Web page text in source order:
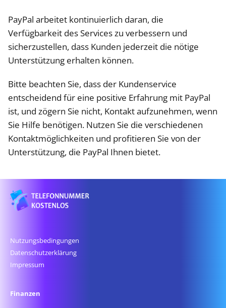
PayPal arbeitet kontinuierlich daran, die
Verfügbarkeit des Services zu verbessern und
sicherzustellen, dass Kunden jederzeit die nötige
Unterstützung erhalten können.
Bitte beachten Sie, dass der Kundenservice
entscheidend für eine positive Erfahrung mit PayPal
ist, und zögern Sie nicht, Kontakt aufzunehmen, wenn
Sie Hilfe benötigen. Nutzen Sie die verschiedenen
Kontaktmöglichkeiten und profitieren Sie von der
Unterstützung, die PayPal Ihnen bietet.
Nutzungsbedingungen
Datenschutz­erklärung
Impressum
Finanzen